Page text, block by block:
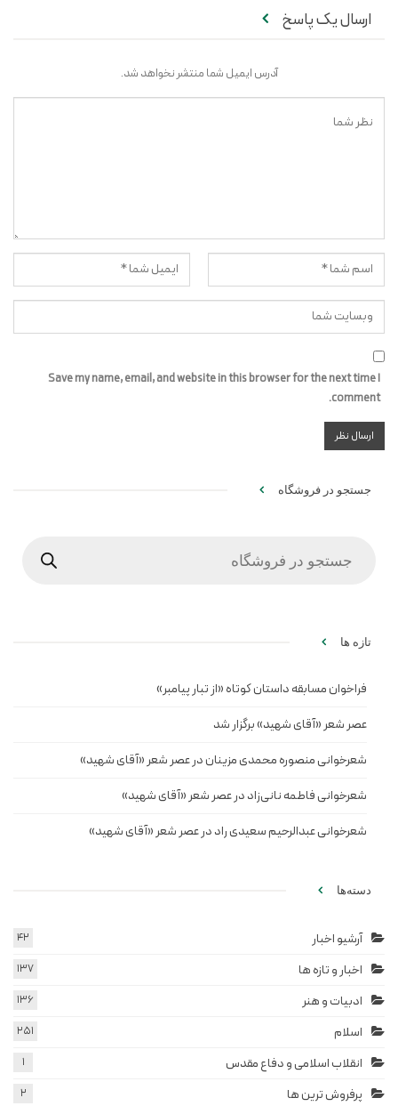
ارسال یک پاسخ
آدرس ایمیل شما منتشر نخواهد شد.
Save my name, email, and website in this browser for the next time I
comment.
جستجو در فروشگاه
تازه ها
فراخوان مسابقه داستان کوتاه «از تبار پیامبر»
عصر شعر «آقای شهید» برگزار شد
شعرخوانی منصوره محمدی مزینان در عصر شعر «آقای شهید»
شعرخوانی فاطمه نانی‌زاد در عصر شعر «آقای شهید»
شعرخوانی عبدالرحیم سعیدی راد در عصر شعر «آقای شهید»
دسته‌ها
آرشیو اخبار 42
اخبار و تازه ها 137
ادبیات و هنر 136
اسلام 251
انقلاب اسلامی و دفاع مقدس 1
پرفروش ترین ها 2